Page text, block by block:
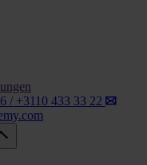
/ +3110 433 33 22